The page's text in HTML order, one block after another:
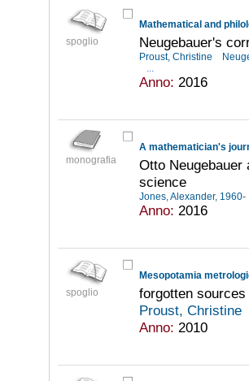
spoglio
Mathematical and
Neugebauer's
Proust, Christine
...
Anno: 2016
monografia
A mathematician's
Otto Neugebauer
science
Jones, Alexander, 1960-
Anno: 2016
spoglio
Mesopotamia
forgotten sources
Proust, Christine
Anno: 2010